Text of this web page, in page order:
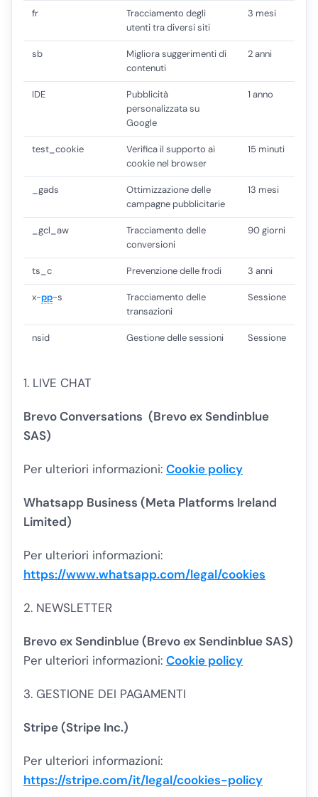
fr
Tracciamento degli
utenti tra diversi siti
3 mesi
sb
Migliora suggerimenti di
contenuti
2 anni
IDE
Pubblicità
personalizzata su
Google
1 anno
test_cookie
Verifica il supporto ai
cookie nel browser
15 minuti
_gads
Ottimizzazione delle
campagne pubblicitarie
13 mesi
_gcl_aw
Tracciamento delle
conversioni
90 giorni
ts_c Prevenzione delle frodi 3 anni
x-pp-s
Tracciamento delle
transazioni
Sessione
nsid Gestione delle sessioni Sessione
1. LIVE CHAT
Brevo Conversations (Brevo ex Sendinblue
SAS)
Per ulteriori informazioni: Cookie policy
Whatsapp Business (Meta Platforms Ireland
Limited)
Per ulteriori informazioni:
https://www.whatsapp.com/legal/cookies
2. NEWSLETTER
Brevo ex Sendinblue (Brevo ex Sendinblue SAS)
Per ulteriori informazioni: Cookie policy
3. GESTIONE DEI PAGAMENTI
Stripe (Stripe Inc.)
Per ulteriori informazioni:
https://stripe.com/it/legal/cookies-policy